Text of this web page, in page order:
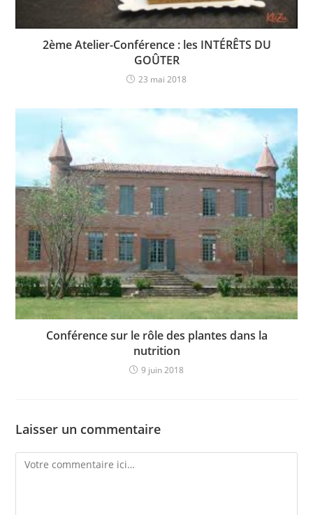
2ème Atelier-Conférence : les INTÉRÊTS DU
GOÛTER
23 mai 2018
Conférence sur le rôle des plantes dans la
nutrition
9 juin 2018
Laisser un commentaire